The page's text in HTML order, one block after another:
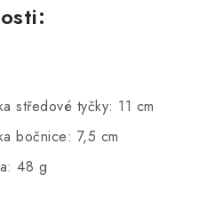
středové tyčky: 11 cm
bočnice: 7,5 cm
48 g